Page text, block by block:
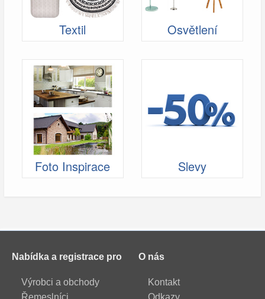
Textil Osvětlení
Foto Inspirace Slevy
Nabídka a registrace pro
Výrobci a obchody
Řemeslníci
O nás
Kontakt
Odkazy